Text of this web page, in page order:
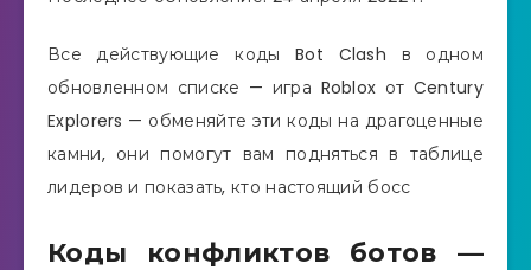
Все действующие коды Bot Clash в одном
обновленном списке — игра Roblox от Century
Explorers — обменяйте эти коды на драгоценные
камни, они помогут вам подняться в таблице
лидеров и показать, кто настоящий босс
Коды конфликтов ботов —